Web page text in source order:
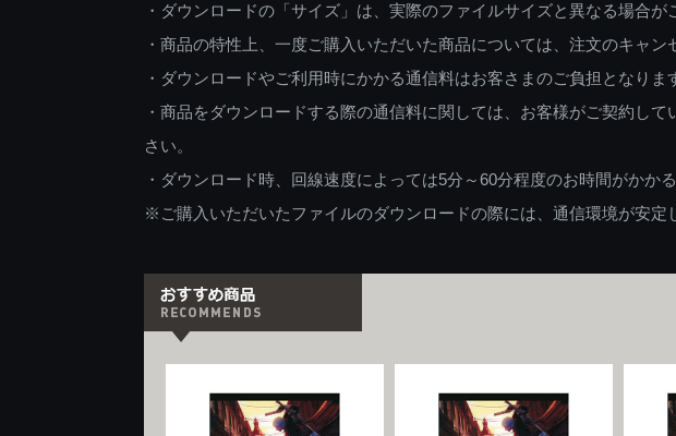
・ダウンロードの「サイズ」は、実際のファイルサイズと異なる場合が
・商品の特性上、一度ご購入いただいた商品については、注文のキャン
・ダウンロードやご利用時にかかる通信料はお客さまのご負担となりま
・商品をダウンロードする際の通信料に関しては、お客様がご契約し
さい。
・ダウンロード時、回線速度によっては5分～60分程度のお時間がかか
※ご購入いただいたファイルのダウンロードの際には、通信環境が安定